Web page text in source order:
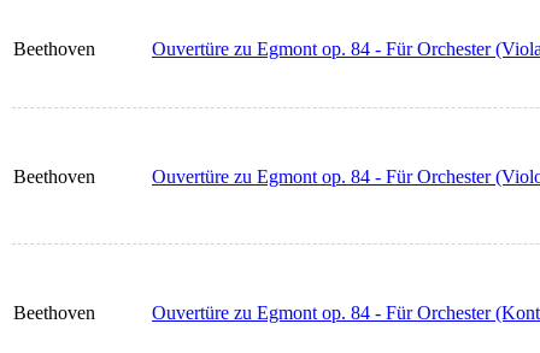
Beethoven Ouvertüre zu Egmont op. 84 - Für Orchester
Beethoven Ouvertüre zu Egmont op. 84 - Für Orchester
Beethoven Ouvertüre zu Egmont op. 84 - Für Orchester